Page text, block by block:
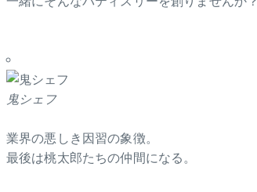
鬼シェフ
業界の悪しき因習の象徴。
最後は桃太郎たちの仲間になる。